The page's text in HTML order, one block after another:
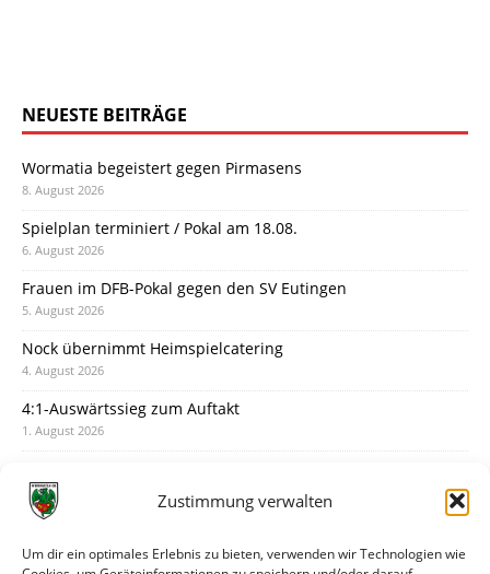
Zustimmung verwalten
Um dir ein optimales Erlebnis zu bieten, verwenden wir Technologien wie
NEUESTE BEITRÄGE
Wormatia begeistert gegen Pirmasens
8. August 2026
Spielplan terminiert / Pokal am 18.08.
6. August 2026
Frauen im DFB-Pokal gegen den SV Eutingen
5. August 2026
Nock übernimmt Heimspielcatering
4. August 2026
4:1-Auswärtssieg zum Auftakt
1. August 2026
31. Juli 2026
30. Juli 2026